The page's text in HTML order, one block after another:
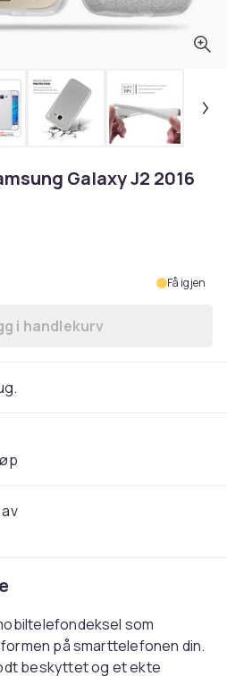
Galaxy J2 2016
Få igjen
Legg Silikondeksel til
i handlekurv
som
på smarttelefonen din.
beskyttet og et ekte